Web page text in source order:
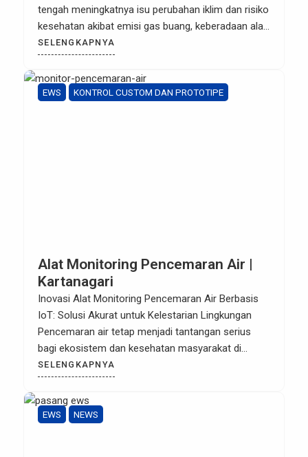
tengah meningkatnya isu perubahan iklim dan risiko
kesehatan akibat emisi gas buang, keberadaan alat
pengukur polusi udara atau Air Quality Monitoring
System (AQMS) menjadi instrumen krusial bagi
sektor industri maupun pemerintah. Bukan sekadar
alat deteksi, teknologi ini adalah garda terdepan
SELENGKAPNYA
EWS KONTROL CUSTOM DAN PROTOTIPE
Alat Monitoring Pencemaran Air |
Kartanagari
Inovasi Alat Monitoring Pencemaran Air Berbasis
IoT: Solusi Akurat untuk Kelestarian Lingkungan
Pencemaran air tetap menjadi tantangan serius
bagi ekosistem dan kesehatan masyarakat di
Indonesia. Dengan meningkatnya aktivitas industri
dan urbanisasi, kebutuhan akan sistem
pemantauan yang tidak hanya akurat tetapi juga
bekerja secara real-time menjadi sangat krusial.
SELENGKAPNYA
EWS NEWS